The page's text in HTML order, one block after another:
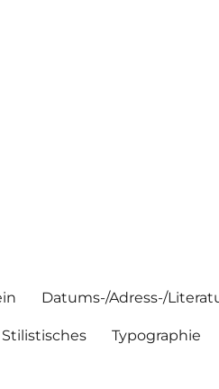
Datums-/Adress-/
Stilistisches Typographie